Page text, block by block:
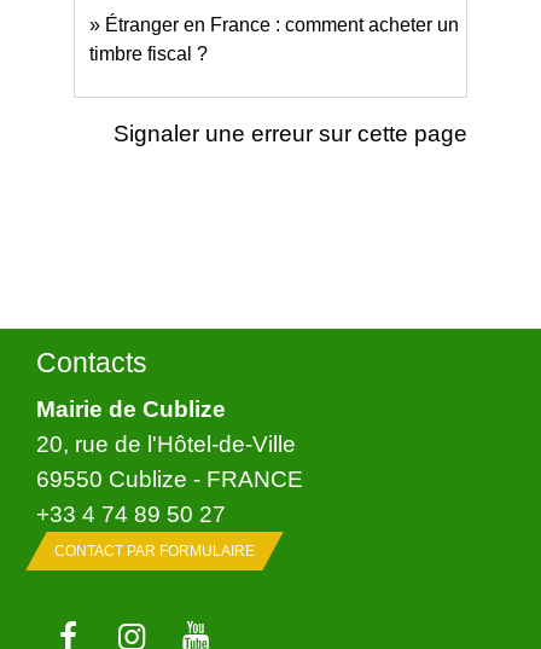
Étranger en France : comment acheter un
timbre fiscal ?
Signaler une erreur sur cette page
Contacts
Mairie de Cublize
20, rue de l'Hôtel-de-Ville
69550 Cublize - FRANCE
+33 4 74 89 50 27
CONTACT PAR FORMULAIRE